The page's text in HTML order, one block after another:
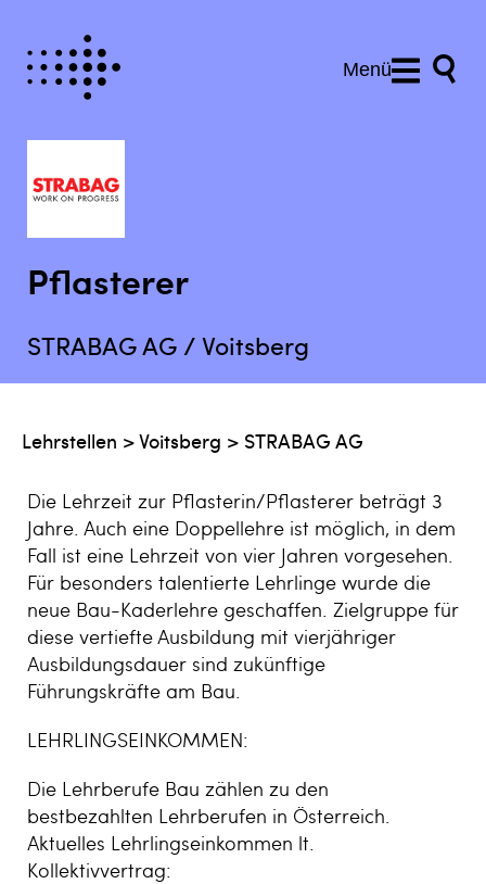
Menü
Pflasterer
STRABAG AG / Voitsberg
Lehrstellen >Voitsberg > STRABAG AG
Die Lehrzeit zur Pflasterin/Pflasterer beträgt 3
Jahre. Auch eine Doppellehre ist möglich, in dem
Fall ist eine Lehrzeit von vier Jahren vorgesehen.
Für besonders talentierte Lehrlinge wurde die
neue Bau-Kaderlehre geschaffen. Zielgruppe für
diese vertiefte Ausbildung mit vierjähriger
Ausbildungsdauer sind zukünftige
Führungskräfte am Bau.
LEHRLINGSEINKOMMEN:
Die Lehrberufe Bau zählen zu den
bestbezahlten Lehrberufen in Österreich.
Aktuelles Lehrlingseinkommen lt.
Kollektivvertrag: